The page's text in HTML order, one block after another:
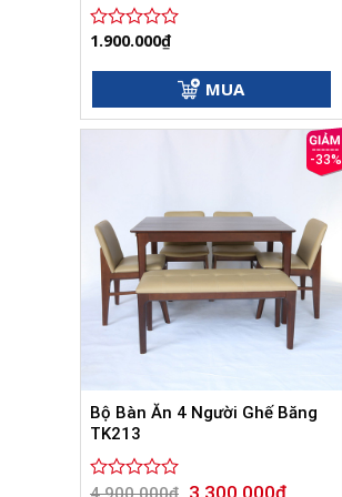
Được
5
sao
1.900.000₫
MUA
-33%
Bộ Bàn Ăn 4 Người Ghế Băng
TK213
Được
Giá Giá